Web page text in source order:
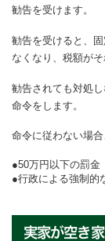
勧告を受けます。
勧告を受けると、
なくなり、税額が
勧告されても対処
命令をします。
命令に従わない場
50万円以下の罰金
行政による強制的
実家が空き